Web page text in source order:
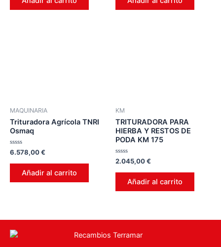
MAQUINARIA
Trituradora Agrícola TNRI
Osmaq
Valorado
0
6.578,00€
Añadir al carrito
KM
TRITURADORA PARA
HIERBA Y RESTOS DE
PODA KM 175
Valorado
0
2.045,00€
Añadir al carrito